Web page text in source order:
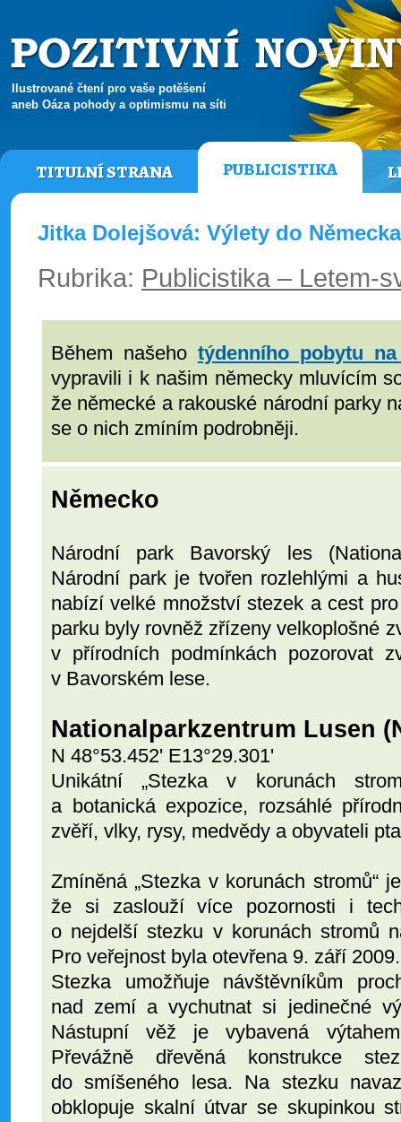
Ilustrované čtení pro vaše potěšení
aneb Oáza pohody a optimismu na síti
TITULNÍ STRANA PUBLICISTIKA
Jitka Dolejšová: Výlety do
Rubrika: Publicistika – Letem-
Během našeho týdenního pobytu
vypravili i k našim německy mluvícím
že německé a rakouské národní parky
se o nich zmíním podrobněji.
Německo
Národní park Bavorský les
Národní park je tvořen rozlehlými a
nabízí velké množství stezek a cest
parku byly rovněž zřízeny velkoplošné
v přírodních podmínkách pozorovat
v Bavorském lese.
Nationalparkzentrum Lusen
N 48°53.452' E13°29.301'
Unikátní „Stezka v korunách
a botanická expozice, rozsáhlé
zvěří, vlky, rysy, medvědy a obyvateli
Zmíněná „Stezka v korunách stromů“
že si zaslouží více pozornosti i
o nejdelší stezku v korunách stromů
Pro veřejnost byla otevřena 9. září 2009.
Stezka umožňuje návštěvníkům
nad zemí a vychutnat si jedinečné
Nástupní věž je vybavená
Převážně dřevěná konstrukce
do smíšeného lesa. Na stezku
obklopuje skalní útvar se skupinkou